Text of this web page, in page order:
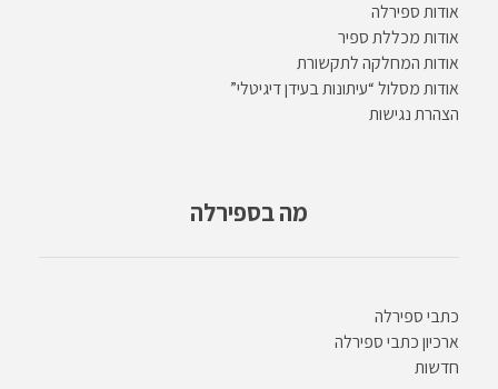
אודות ספירלה
אודות מכללת ספיר
אודות המחלקה לתקשורת
אודות מסלול “עיתונות בעידן דיגיטלי”
הצהרת נגישות
מה בספירלה
כתבי ספירלה
ארכיון כתבי ספירלה
חדשות